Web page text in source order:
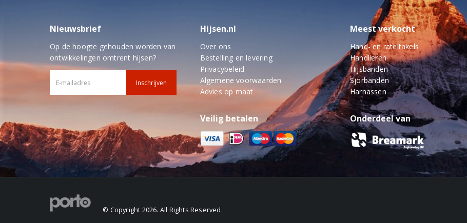
Nieuwsbrief
Op de hoogte gehouden worden van
ontwikkelingen omtrent hijsen?
Hijsen.nl
Over ons
Bestelling en levering
Privacybeleid
Algemene voorwaarden
Advies op maat
Veilig betalen
Meest verkocht
Hand- en rateltakels
Handlieren
Hijsbanden
Sjorbanden
Harnassen
Onderdeel van
© Copyright 2026. All Rights Reserved.